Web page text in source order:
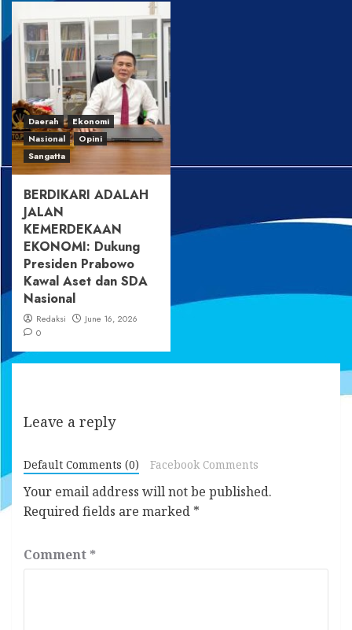
Daerah
Ekonomi
Nasional
Opini
Sangatta
BERDIKARI ADALAH
JALAN
KEMERDEKAAN
EKONOMI: Dukung
Presiden Prabowo
Kawal Aset dan SDA
Nasional
Redaksi
June 16, 2026
0
Leave a reply
Default Comments (0) Facebook Comments
Your email address will not be published.
Required fields are marked *
Comment *